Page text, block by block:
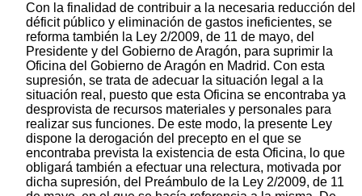
Con la finalidad de contribuir a la necesaria reducción del
déficit público y eliminación de gastos ineficientes, se
reforma también la Ley 2/2009, de 11 de mayo, del
Presidente y del Gobierno de Aragón, para suprimir la
Oficina del Gobierno de Aragón en Madrid. Con esta
supresión, se trata de adecuar la situación legal a la
situación real, puesto que esta Oficina se encontraba ya
desprovista de recursos materiales y personales para
realizar sus funciones. De este modo, la presente Ley
dispone la derogación del precepto en el que se
encontraba prevista la existencia de esta Oficina, lo que
obligará también a efectuar una relectura, motivada por
dicha supresión, del Preámbulo de la Ley 2/2009, de 11